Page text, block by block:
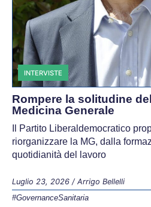
INTERVISTE
Rompere la solitudine
Medicina Generale
Il Partito Liberaldemocratico
riorganizzare la MG, dalla
quotidianità del lavoro
Luglio 23, 2026 / Arrigo Bellelli
#GovernanceSanitaria